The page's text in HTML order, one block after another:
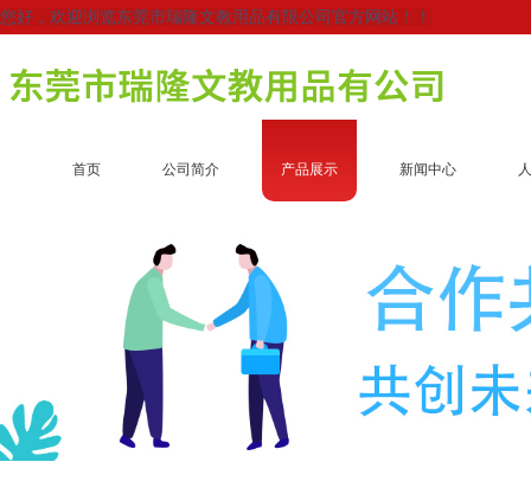
您好，欢迎浏览东莞市瑞隆文教用品有限公司官方网站！！
首页 公司简介 产品展示 新闻中心